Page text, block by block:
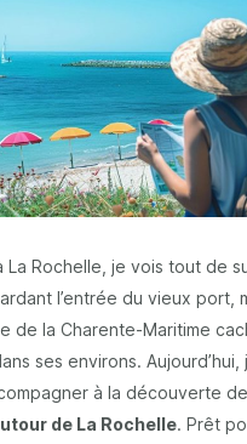
La Rochelle, je vois tout de
l’entrée du vieux port,
de la Charente-Maritime
ses environs. Aujourd’hui,
à la découverte de
de La Rochelle. Prêt